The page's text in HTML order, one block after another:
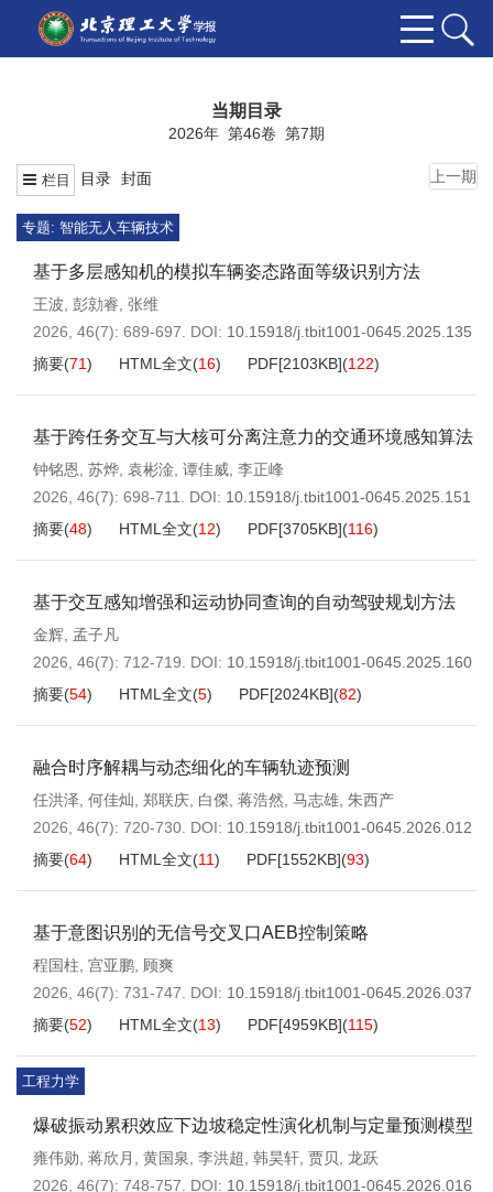
当期目录
2026年 第46卷 第7期
上一期
栏目 目录 封面
专题: 智能无人车辆技术
基于多层感知机的模拟车辆姿态路面等级识别方法
王波 彭勍睿 张维
2026, 46(7): 689-697.
DOI: 10.15918/j.tbit1001-0645.2025.135
摘要(71) HTML全文(16) PDF[2103KB](122)
基于跨任务交互与大核可分离注意力的交通环境感知算法
钟铭恩 苏烨 袁彬淦 谭佳威 李正峰
2026, 46(7): 698-711.
DOI: 10.15918/j.tbit1001-0645.2025.151
摘要(48) HTML全文(12) PDF[3705KB](116)
基于交互感知增强和运动协同查询的自动驾驶规划方法
金辉 孟子凡
2026, 46(7): 712-719.
DOI: 10.15918/j.tbit1001-0645.2025.160
摘要(54) HTML全文(5) PDF[2024KB](82)
融合时序解耦与动态细化的车辆轨迹预测
任洪泽 何佳灿 郑联庆 白傑 蒋浩然 马志雄 朱西产
2026, 46(7): 720-730. DOI: 10.15918/j.tbit1001-0645.2026.012
摘要(64) HTML全文(11) PDF[1552KB](93)
基于意图识别的无信号交叉口AEB控制策略
程国柱 宫亚鹏
顾爽
2026, 46(7): 731-747.
DOI: 10.15918/j.tbit1001-0645.2026.037
摘要(52) HTML全文(13) PDF[4959KB](115)
工程力学
爆破振动累积效应下边坡稳定性演化机制与定量预测模型
雍伟勋 蒋欣月 黄国泉 李洪超 韩昊轩 贾贝
龙跃
2026, 46(7): 748-757.
DOI: 10.15918/j.tbit1001-0645.2026.016